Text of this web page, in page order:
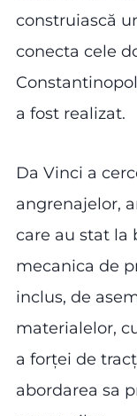
construiască
conecta cele
a fost realizat.
Da Vinci a
angrenajelor,
care au stat la
mecanica de
inclus, de
materialelor,
a forței de
abordarea sa